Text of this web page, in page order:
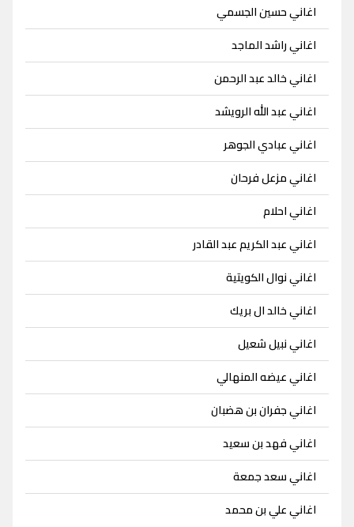
اغاني حسين الجسمي
اغاني راشد الماجد
اغاني خالد عبد الرحمن
اغاني عبد الله الرويشد
اغاني عبادي الجوهر
اغاني مزعل فرحان
اغاني احلام
اغاني عبد الكريم عبد القادر
اغاني نوال الكويتية
اغاني خالد ال بريك
اغاني نبيل شعيل
اغاني عيضه المنهالي
اغاني جفران بن هضبان
اغاني فهد بن سعيد
اغاني سعد جمعة
اغاني علي بن محمد